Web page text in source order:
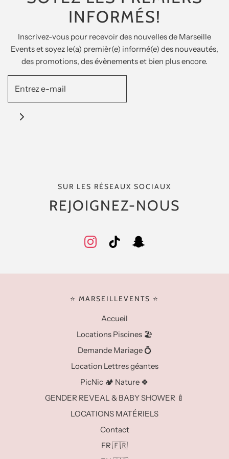
INFORMÉS!
Inscrivez-vous pour recevoir des nouvelles de Marseille
Events et soyez le(a) premièr(e) informé(e) des nouveautés,
des promotions, des évènements et bien plus encore.
SUR LES RÉSEAUX SOCIAUX
REJOIGNEZ-NOUS
⭐️ MARSEILLEVENTS ⭐️
Accueil
Locations Piscines 🏖️
Demande Mariage 💍
Location Lettres géantes
PicNic 🏕️ Nature 🍀
GENDER REVEAL & BABY SHOWER 🍼
LOCATIONS MATÉRIELS
Contact
FR 🇫🇷